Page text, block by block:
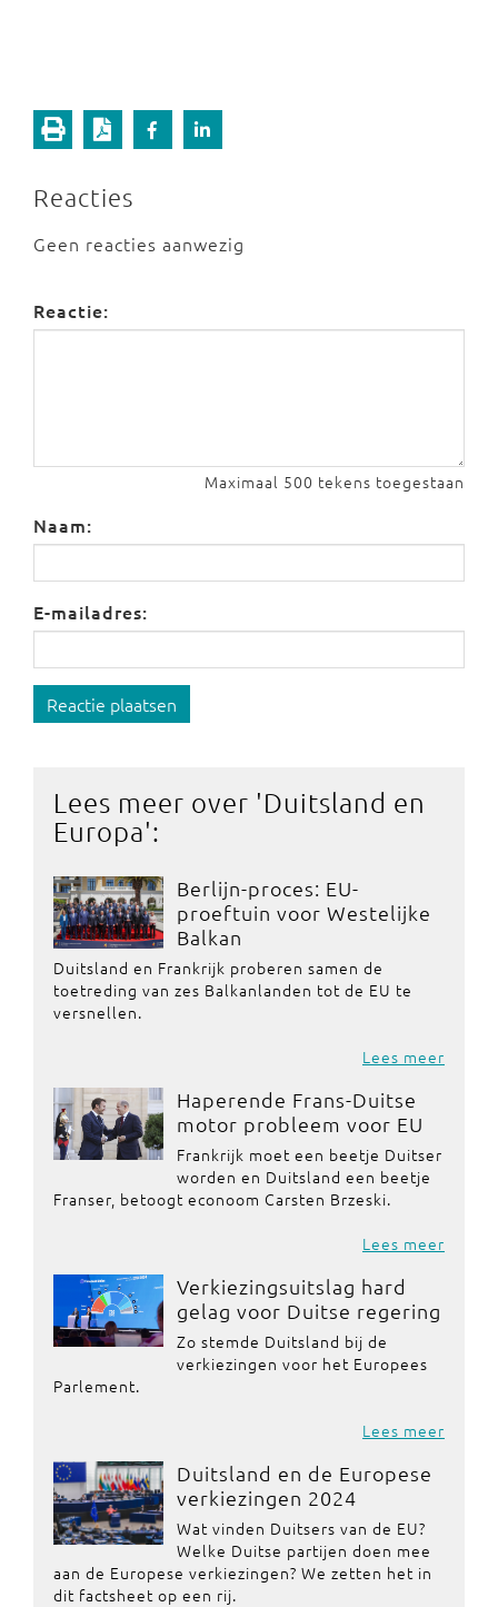
Reacties
Geen reacties aanwezig
Reactie:
Maximaal 500 tekens toegestaan
Naam:
E-mailadres:
Reactie plaatsen
Lees meer over 'Duitsland en
Europa':
Berlijn-proces: EU-
proeftuin voor Westelijke
Balkan
Duitsland en Frankrijk proberen samen de
toetreding van zes Balkanlanden tot de EU te
versnellen.
Lees meer
Haperende Frans-Duitse
motor probleem voor EU
Frankrijk moet een beetje Duitser
worden en Duitsland een beetje
Franser, betoogt econoom Carsten Brzeski.
Lees meer
Verkiezingsuitslag hard
gelag voor Duitse regering
Zo stemde Duitsland bij de
verkiezingen voor het Europees
Parlement.
Lees meer
Duitsland en de Europese
verkiezingen 2024
Wat vinden Duitsers van de EU?
Welke Duitse partijen doen mee
aan de Europese verkiezingen? We zetten het in
dit factsheet op een rij.